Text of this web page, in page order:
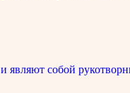
собой